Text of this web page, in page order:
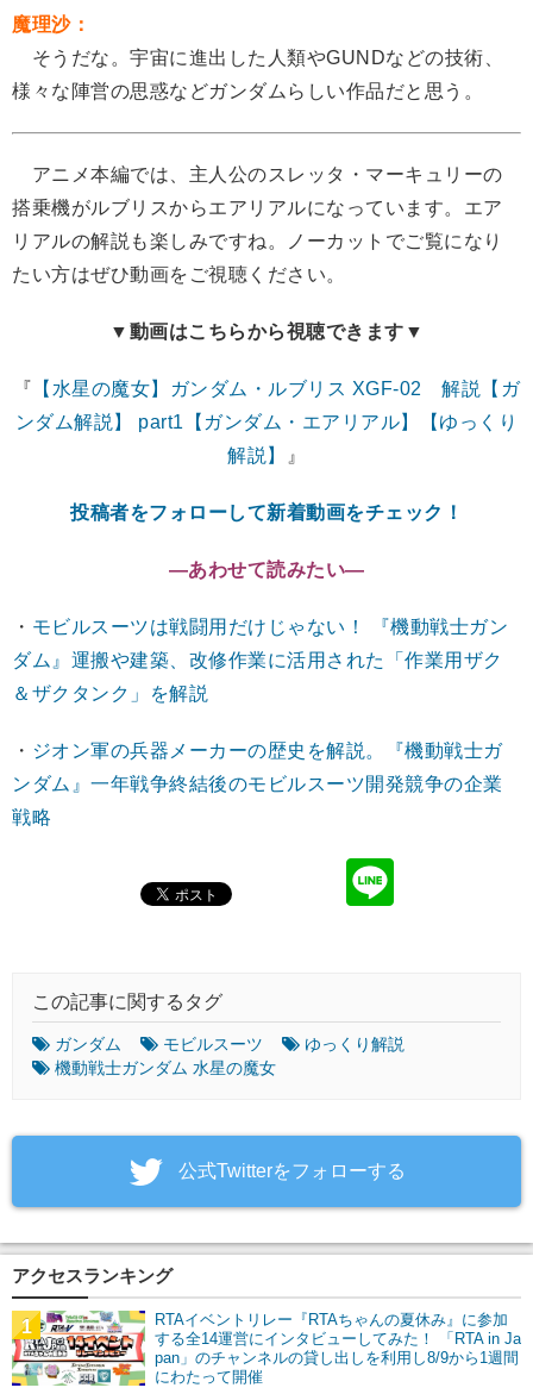
魔理沙：
そうだな。宇宙に進出した人類やGUNDなどの技術、
様々な陣営の思惑などガンダムらしい作品だと思う。
アニメ本編では、主人公のスレッタ・マーキュリーの
搭乗機がルブリスからエアリアルになっています。エア
リアルの解説も楽しみですね。ノーカットでご覧になり
たい方はぜひ動画をご視聴ください。
▼動画はこちらから視聴できます▼
『 【水星の魔女】ガンダム・ルブリス XGF-02 解説【ガ
ンダム解説】 part1【ガンダム・エアリアル】【ゆっくり
解説】
』
投稿者をフォローして新着動画をチェック！
―あわせて読みたい―
・ モビルスーツは戦闘用だけじゃない！ 『機動戦士ガン
ダム』運搬や建築、改修作業に活用された「作業用ザク
＆ザクタンク」を解説
・ ジオン軍の兵器メーカーの歴史を解説。『機動戦士ガ
ンダム』一年戦争終結後のモビルスーツ開発競争の企業
戦略
この記事に関するタグ
ガンダム モビルスーツ
ゆっくり解説
機動戦士ガンダム 水星の魔女
‎公式Twitterをフォローする
アクセスランキング
RTAイベントリレー『RTAちゃんの夏休み』に参加
する全14運営にインタビューしてみた！ 「RTA in Ja
pan」のチャンネルの貸し出しを利用し8/9から1週間
にわたって開催
1